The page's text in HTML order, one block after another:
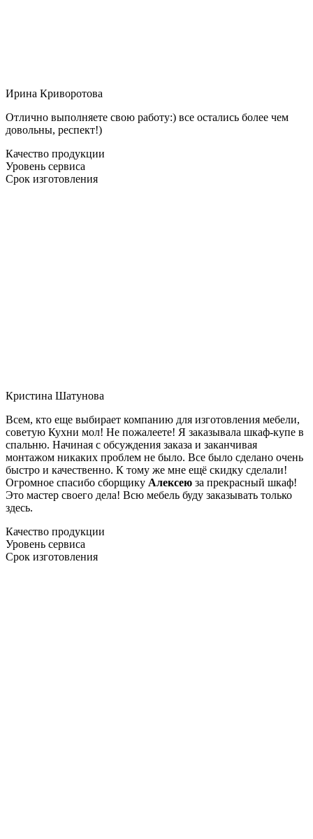
Ирина Криворотова
Отлично выполняете свою работу:) все остались более чем
довольны, респект!)
Качество продукции
Уровень сервиса
Срок изготовления
Кристина Шатунова
Всем, кто еще выбирает компанию для изготовления мебели,
советую Кухни мол! Не пожалеете! Я заказывала шкаф-купе в
спальню. Начиная с обсуждения заказа и заканчивая
монтажом никаких проблем не было. Все было сделано очень
быстро и качественно. К тому же мне ещё скидку сделали!
Огромное спасибо сборщику Алексею за прекрасный шкаф!
Это мастер своего дела! Всю мебель буду заказывать только
здесь.
Качество продукции
Уровень сервиса
Срок изготовления